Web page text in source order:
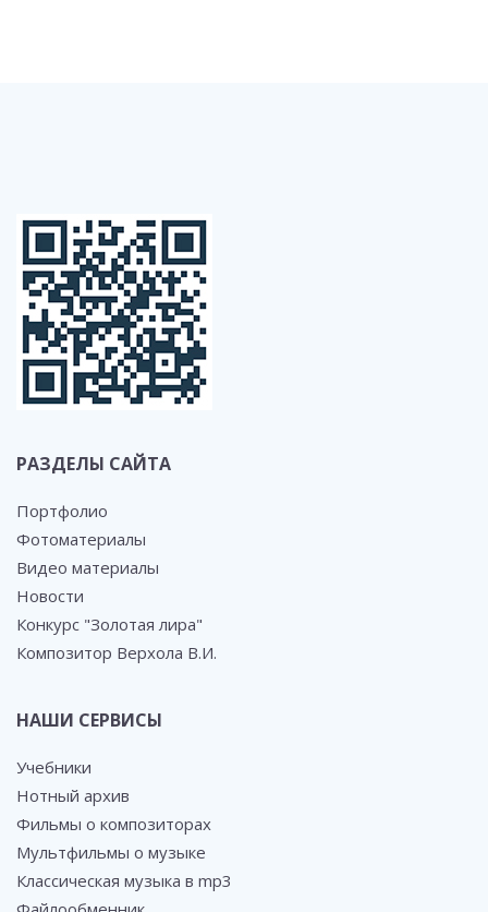
РАЗДЕЛЫ САЙТА
Портфолио
Фотоматериалы
Видео материалы
Новости
Конкурс "Золотая лира"
Композитор Верхола В.И.
НАШИ СЕРВИСЫ
Учебники
Нотный архив
Фильмы о композиторах
Мультфильмы о музыке
Классическая музыка в mp3